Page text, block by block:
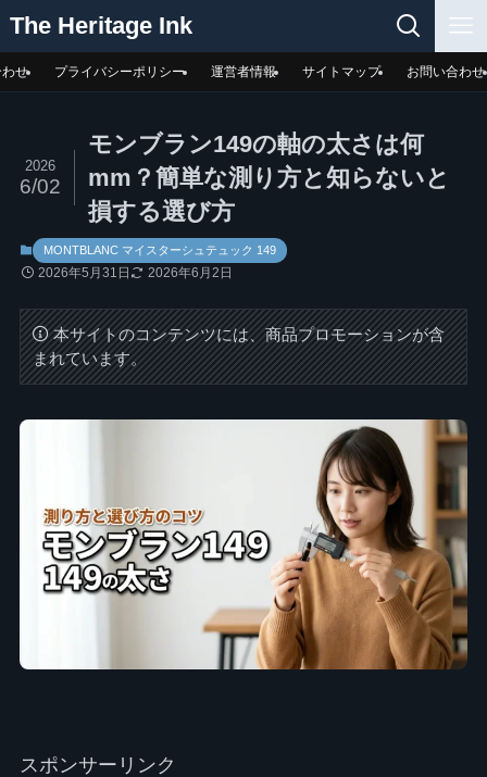
The Heritage Ink
せ プライバシーポリシー 運営者情報 サイトマップ お問い合わせ
モンブラン149の軸の太さは何
mm？簡単な測り方と知らないと
損する選び方
2026
6/02
MONTBLANC マイスターシュテュック 149
2026年5月31日 2026年6月2日
本サイトのコンテンツには、商品プロモーションが含
まれています。
スポンサーリンク